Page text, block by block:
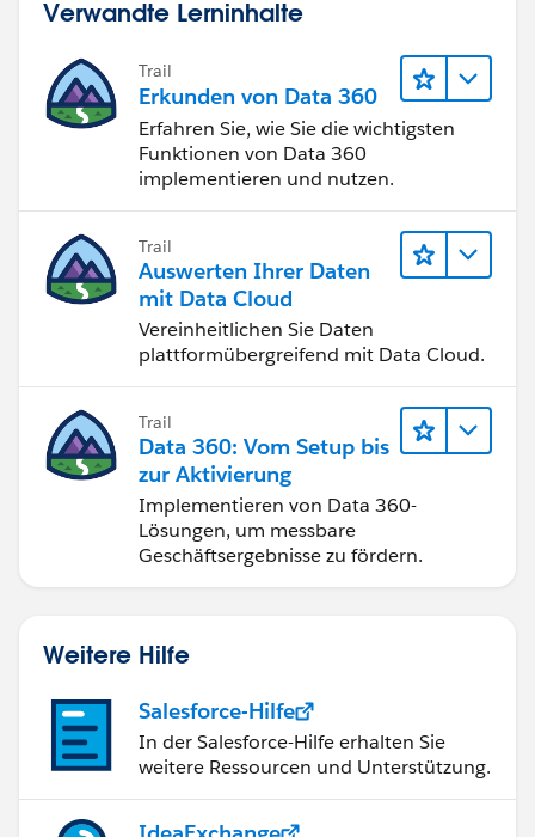
Verwandte Lerninhalte
Trail
Erkunden von Data 360
Erfahren Sie, wie Sie die wichtigsten
Funktionen von Data 360
implementieren und nutzen.
Trail
Auswerten Ihrer Daten
mit Data Cloud
Vereinheitlichen Sie Daten
plattformübergreifend mit Data Cloud.
Trail
Data 360: Vom Setup bis
zur Aktivierung
Implementieren von Data 360-
Lösungen, um messbare
Geschäftsergebnisse zu fördern.
Weitere Hilfe
Salesforce-Hilfe
In der Salesforce-Hilfe erhalten Sie
weitere Ressourcen und Unterstützung.